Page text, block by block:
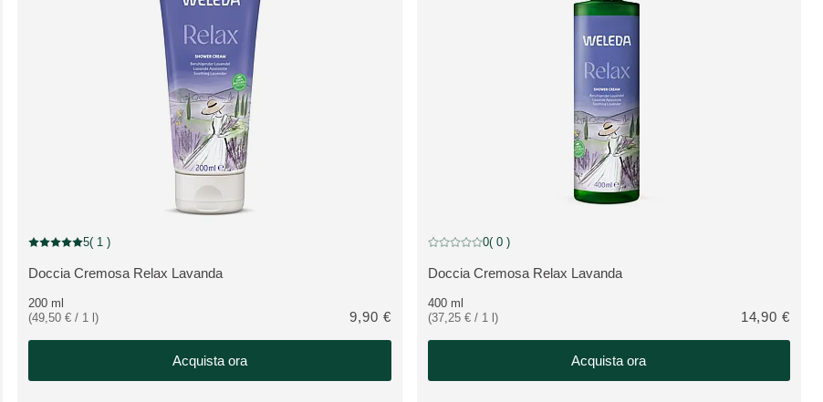
VEDI PRODOTTO:
Doccia Cremosa Relax Lavanda
Valutazione attuale: 5 su 5 stelle recensito da 1 consumatori
5( 1 )
200 ml
(49,50 € / 1 l)
9,90 €
Acquista ora
VEDI PRODOTTO:
Doccia Cremosa Relax Lavanda
Valutazione attuale: 0 su 5 stelle recensito da 0 consumatori
0( 0 )
400 ml
(37,25 € / 1 l)
14,90 €
Acquista ora